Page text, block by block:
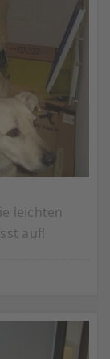
leichten
auf!